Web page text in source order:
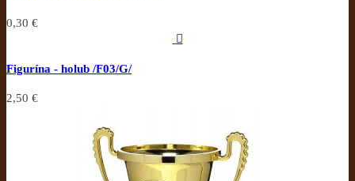
0,30 €

Figurína - holub /F03/G/
2,50 €